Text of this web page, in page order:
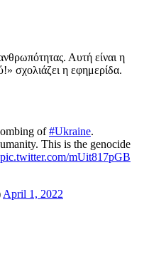
Αυτή είναι η
σχολιάζει η εφημερίδα.
of#Ukraine.
This is the genocide
pic.twitter.com/mUit817pGB
April 1, 2022